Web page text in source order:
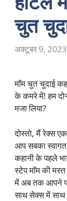
चुत
अक्टूबर 9, 2023
मॉम चुत चुदाई
के कमरे में! हम
मजा लिया?
दोस्तो, मैं रेक्स
आप सबका
कहानी के पहले
स्टेप मॉम की
में अब तक आपने
साथ सेक्स में